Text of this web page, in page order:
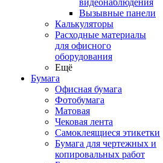
видеонаблюдения
Вызывные панели
Калькуляторы
Расходные материалы
для офисного
оборудования
Ещё
Бумага
Офисная бумага
Фотобумага
Матовая
Чековая лента
Самоклеящиеся этикетки
Бумага для чертежных и
копировальных работ